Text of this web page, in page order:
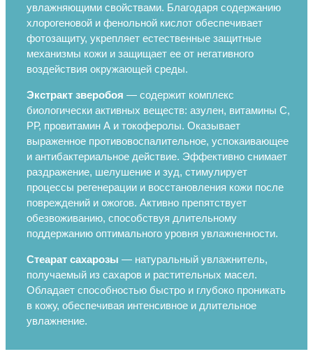
увлажняющими свойствами. Благодаря содержанию
хлорогеновой и фенольной кислот обеспечивает
фотозащиту, укрепляет естественные защитные
механизмы кожи и защищает ее от негативного
воздействия окружающей среды.
Экстракт зверобоя — содержит комплекс
биологически активных веществ: азулен, витамины С,
РР, провитамин А и токоферолы. Оказывает
выраженное противовоспалительное, успокаивающее
и антибактериальное действие. Эффективно снимает
раздражение, шелушение и зуд, стимулирует
процессы регенерации и восстановления кожи после
повреждений и ожогов. Активно препятствует
обезвоживанию, способствуя длительному
поддержанию оптимального уровня увлажненности.
Стеарат сахарозы — натуральный увлажнитель,
получаемый из сахаров и растительных масел.
Обладает способностью быстро и глубоко проникать
в кожу, обеспечивая интенсивное и длительное
увлажнение.